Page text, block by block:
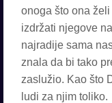
onoga što ona
izdržati njegove
najradije sama
znala da bi tako
zaslužio. Kao što
ludi za njim toliko.